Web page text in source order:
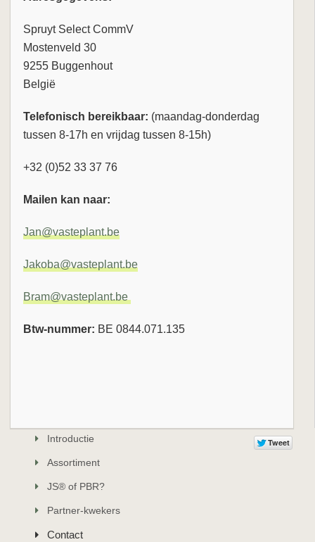
Spruyt Select CommV
Mostenveld 30
9255 Buggenhout
België
Telefonisch bereikbaar: (maandag-donderdag
tussen 8-17h en vrijdag tussen 8-15h)
+32 (0)52 33 37 76
Mailen kan naar:
Jan@vasteplant.be
Jakoba@vasteplant.be
Bram@vasteplant.be
Btw-nummer: BE 0844.071.135
Introductie
Assortiment
JS® of PBR?
Partner-kwekers
Contact